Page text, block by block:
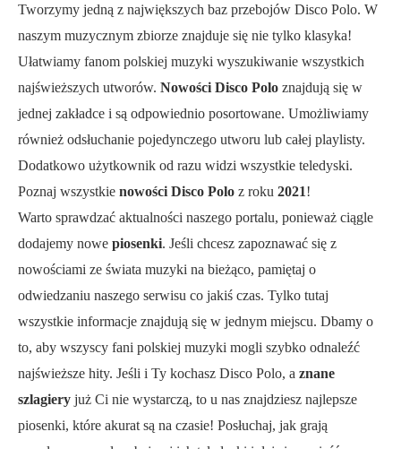
Tworzymy jedną z największych baz przebojów Disco Polo. W
naszym muzycznym zbiorze znajduje się nie tylko klasyka!
Ułatwiamy fanom polskiej muzyki wyszukiwanie wszystkich
najświeższych utworów. Nowości Disco Polo znajdują się w
jednej zakładce i są odpowiednio posortowane. Umożliwiamy
również odsłuchanie pojedynczego utworu lub całej playlisty.
Dodatkowo użytkownik od razu widzi wszystkie teledyski.
Poznaj wszystkie nowości Disco Polo z roku 2021!
Warto sprawdzać aktualności naszego portalu, ponieważ ciągle
dodajemy nowe piosenki. Jeśli chcesz zapoznawać się z
nowościami ze świata muzyki na bieżąco, pamiętaj o
odwiedzaniu naszego serwisu co jakiś czas. Tylko tutaj
wszystkie informacje znajdują się w jednym miejscu. Dbamy o
to, aby wszyscy fani polskiej muzyki mogli szybko odnaleźć
najświeższe hity. Jeśli i Ty kochasz Disco Polo, a znane
szlagiery już Ci nie wystarczą, to u nas znajdziesz najlepsze
piosenki, które akurat są na czasie! Posłuchaj, jak grają